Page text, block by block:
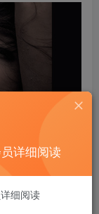
详细阅读
细阅读